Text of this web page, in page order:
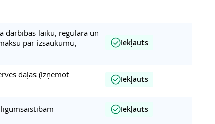
darbības laiku, regulārā un
par izsaukumu,
Iekļauts
daļas (izņemot
Iekļauts
Iekļauts